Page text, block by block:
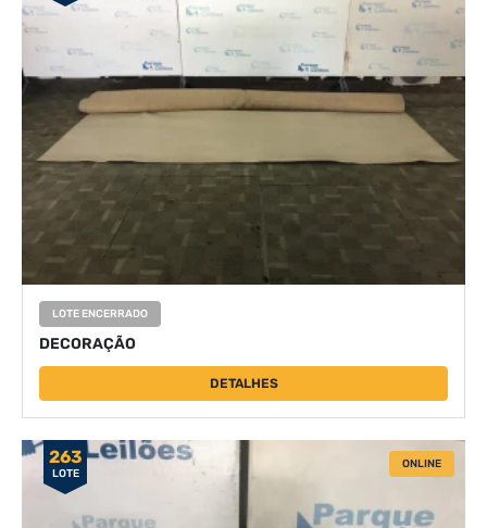
LOTE ENCERRADO
DECORAÇÃO
DETALHES
263
LOTE
ONLINE